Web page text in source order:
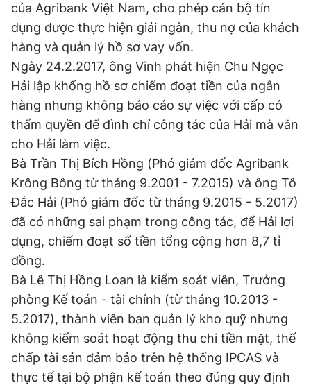
của Agribank Việt Nam, cho phép cán bộ tín
dụng được thực hiện giải ngân, thu nợ của khách
hàng và quản lý hồ sơ vay vốn.
Ngày 24.2.2017, ông Vinh phát hiện Chu Ngọc
Hải lập khống hồ sơ chiếm đoạt tiền của ngân
hàng nhưng không báo cáo sự việc với cấp có
thẩm quyền để đình chỉ công tác của Hải mà vẫn
cho Hải làm việc.
Bà Trần Thị Bích Hồng (Phó giám đốc Agribank
Krông Bông từ tháng 9.2001 - 7.2015) và ông Tô
Đắc Hải (Phó giám đốc từ tháng 9.2015 - 5.2017)
đã có những sai phạm trong công tác, để Hải lợi
dụng, chiếm đoạt số tiền tổng cộng hơn 8,7 tỉ
đồng.
Bà Lê Thị Hồng Loan là kiểm soát viên, Trưởng
phòng Kế toán - tài chính (từ tháng 10.2013 -
5.2017), thành viên ban quản lý kho quỹ nhưng
không kiểm soát hoạt động thu chi tiền mặt, thế
chấp tài sản đảm bảo trên hệ thống IPCAS và
thực tế tại bộ phận kế toán theo đúng quy định